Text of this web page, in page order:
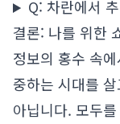
Q: 차란에서
결론: 나를 위한
정보의 홍수 속
중하는 시대를
아닙니다. 모두